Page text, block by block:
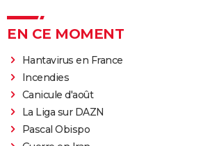
EN CE MOMENT
Hantavirus en France
Incendies
Canicule d'août
La Liga sur DAZN
Pascal Obispo